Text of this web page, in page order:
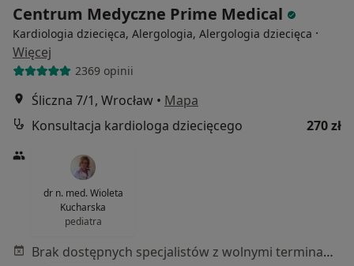
Centrum Medyczne Prime Medical
Kardiologia dziecięca, Alergologia, Alergologia dziecięca ·
Więcej
2369 opinii
Śliczna 7/1, Wrocław • Mapa
Konsultacja kardiologa dziecięcego
270 zł
dr n. med. Wioleta
Kucharska
pediatra
Brak dostępnych specjalistów z wolnymi terminami w tym centrum medycznym.